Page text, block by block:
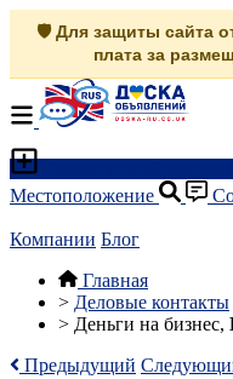
🛡️ Для защиты сайта
плата за
Местоположение
Компании Блог
Главная
> Деловые контакты
> Деньги на бизнес,
Предыдущий